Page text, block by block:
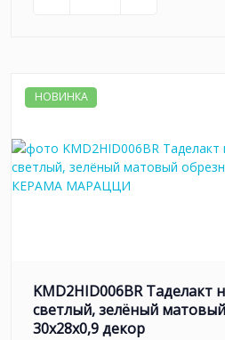
НОВИНКА
KMD2HID006BR
светлый, зелёный
30x28x0,9 декор